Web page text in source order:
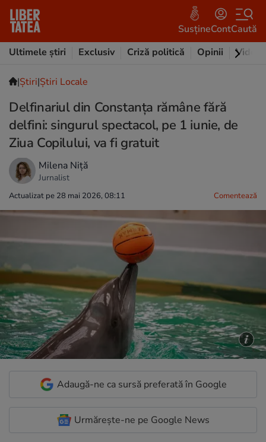
SusțineContCaută
Ultimele știri
Exclusiv Criză politică Opinii Video
|Ştiri|Știri Locale
Delfinariul din Constanța rămâne fără
delfini: singurul spectacol, pe 1 iunie, de
Ziua Copilului, va fi gratuit
Milena Niță
Jurnalist
Actualizat pe 28 mai 2026, 08:11 Comentează
Adaugă-ne ca sursă preferată în Google
Urmărește-ne pe Google News